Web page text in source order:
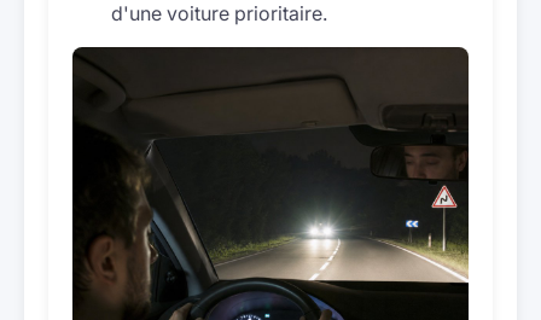
d'une voiture prioritaire.